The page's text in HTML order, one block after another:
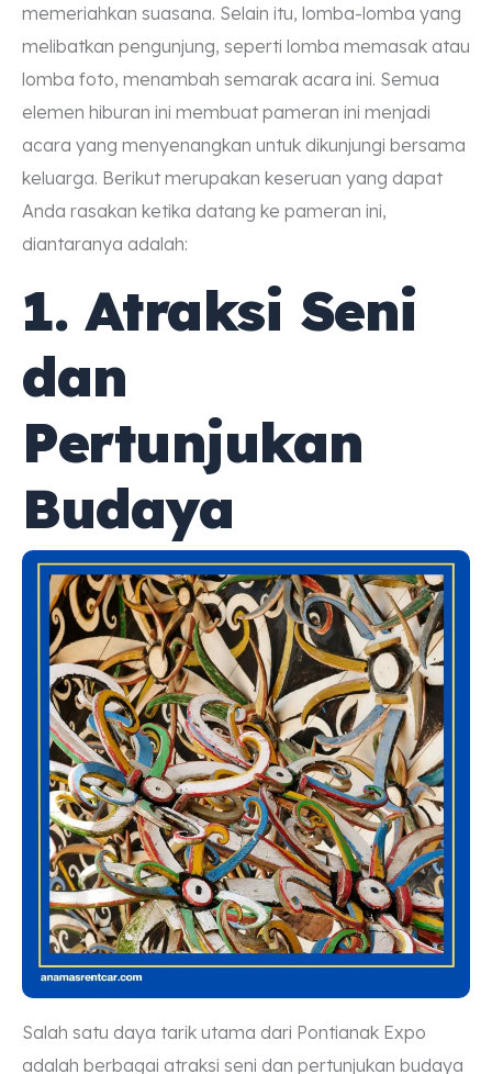
memeriahkan suasana. Selain itu, lomba-lomba yang
melibatkan pengunjung, seperti lomba memasak atau
lomba foto, menambah semarak acara ini. Semua
elemen hiburan ini membuat pameran ini menjadi
acara yang menyenangkan untuk dikunjungi bersama
keluarga. Berikut merupakan keseruan yang dapat
Anda rasakan ketika datang ke pameran ini,
diantaranya adalah:
1. Atraksi Seni
dan
Pertunjukan
Budaya
Salah satu daya tarik utama dari Pontianak Expo
adalah berbagai atraksi seni dan pertunjukan budaya